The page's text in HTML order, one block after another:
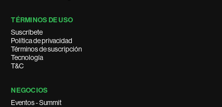
TÉRMINOS DE USO
Suscríbete
Política de privacidad
Términos de suscripción
Tecnología
T&C
NEGOCIOS
Eventos - Summit